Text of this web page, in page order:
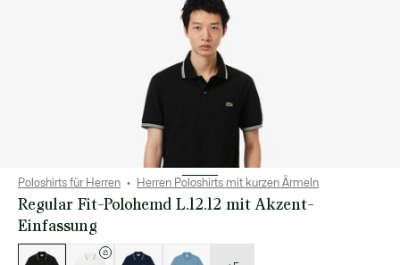
Poloshirts für Herren Herren Poloshirts mit kurzen Ärmeln
Regular Fit-Polohemd L.12.12 mit Akzent-
Einfassung
der